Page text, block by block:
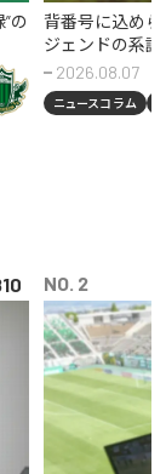
の
背番号に込め
ジェンドの系
2026.08.07
ニュースコラム
NO